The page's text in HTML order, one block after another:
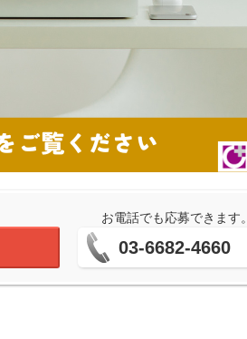
お電話でも応募できます
03-6682-4660